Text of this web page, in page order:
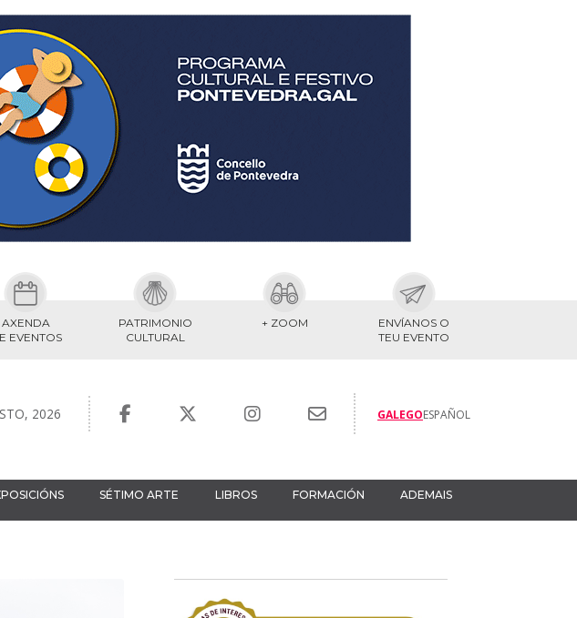
AXENDA
EVENTOS
PATRIMONIO
CULTURAL
+ ZOOM
ENVÍANOS O
TEU EVENTO
2026 GALEGOESPAÑOL
SÉTIMO ARTE LIBROS FORMACIÓN ADEMAIS